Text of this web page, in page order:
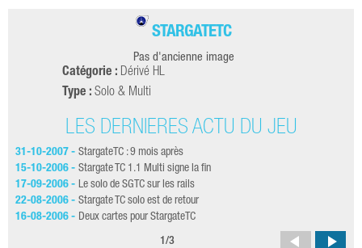
STARGATETC
Pas d'ancienne image
Catégorie : Dérivé HL
Type : Solo & Multi
LES DERNIÈRES ACTU DU JEU
31-10-2007 - StargateTC : 9 mois après
15-10-2006 - Stargate TC 1.1 Multi signe la fin
17-09-2006 - Le solo de SGTC sur les rails
22-08-2006 - Stargate TC solo est de retour
16-08-2006 - Deux cartes pour StargateTC
1 /3